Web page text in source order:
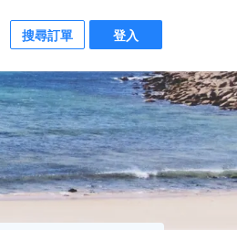
搜尋訂單 登入